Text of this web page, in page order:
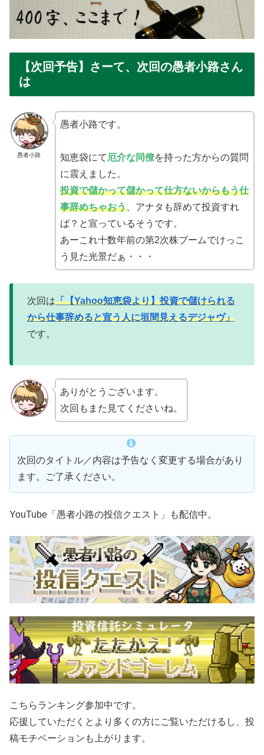
【次回予告】さーて、次回の愚者小路さん
は
愚者小路
愚者小路です。
知恵袋にて 厄介な同僚を持った方からの質問
に震えました。
投資で儲かって儲かって仕方ないからもう仕
事辞めちゃおう、アナタも辞めて投資すれ
ば？と宣っているそうです。
あーこれ十数年前の第2次株ブームでけっこ
う見た光景だぁ・・・
次回は「【Yahoo知恵袋より】投資で儲けられる
から仕事辞めると宣う人に垣間見えるデジャヴ」
です。
ありがとうございます。
次回もまた見てくださいね。
次回のタイトル／内容は予告なく変更する場合があり
ます。ご了承ください。
YouTube「愚者小路の投信クエスト」も配信中。
こちらランキング参加中です。
応援していただくとより多くの方にご覧いただけるし、投
稿モチベーションも上がります。